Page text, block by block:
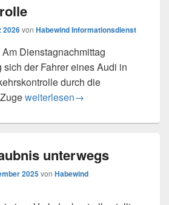
2026von Habewind Informationsdienst
Dienstagnachmittag
sich der Fahrer eines Audi in
durch die
Audi-Fahrer flüchtet vor
weiterlesen→
unterwegs
2025von Habewind